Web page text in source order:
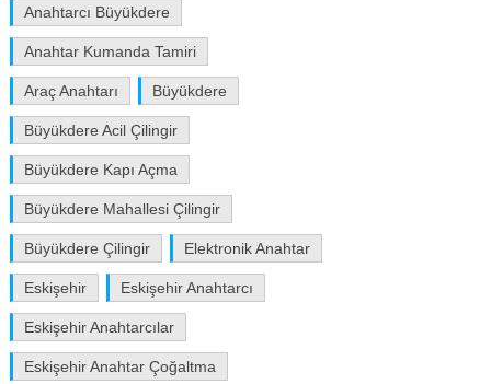
Anahtarcı Büyükdere
Anahtar Kumanda Tamiri
Araç Anahtarı Büyükdere
Büyükdere Acil Çilingir
Büyükdere Kapı Açma
Büyükdere Mahallesi Çilingir
Büyükdere Çilingir Elektronik Anahtar
Eskişehir Eskişehir Anahtarcı
Eskişehir Anahtarcılar
Eskişehir Anahtar Çoğaltma